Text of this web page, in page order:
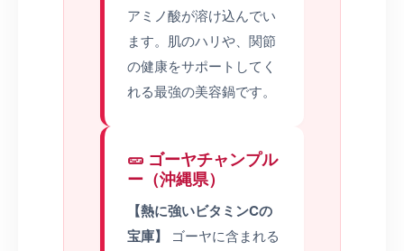
アミノ酸が溶け込んでい
ます。肌のハリや、関節
の健康をサポートしてく
れる最強の美容鍋です。
🥒 ゴーヤチャンプル
ー（沖縄県）
【熱に強いビタミンCの
宝庫】
ゴーヤに含まれる